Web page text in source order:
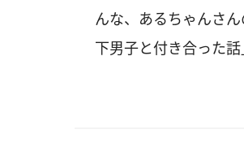
んな、あるちゃんさ
下男子と付き合った